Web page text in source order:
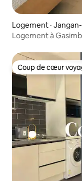
Logement ·
Logement à
dong à 5 minutes/
rôtis/Bus de
Coup de cœur
Coup de cœur